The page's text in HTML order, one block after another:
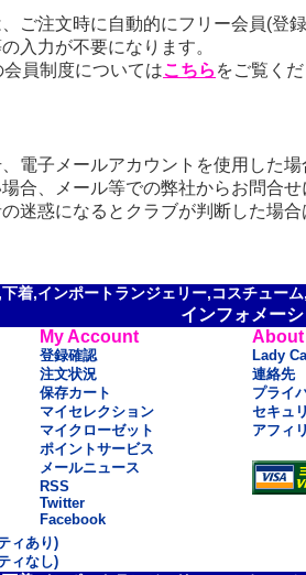
ご注文時に自動的にフリー会員(登
入力が不要になります。
員制度についてはこちら をご覧く
電子メールアカウントを使用した
合、メール等での弊社からお問合
迷惑になるとクラブが判断した場
着,インポートランジェリー,コスチュー
インフォメー
My Account
登録確認
注文状況
保存カート
マイセレクション
マイクローゼット
ポイントサービス
メールニュース
RSS
Twitter
Facebook
About
Lady
連絡先
プライ
セキュ
アフィ
ィあり)
ィなし)